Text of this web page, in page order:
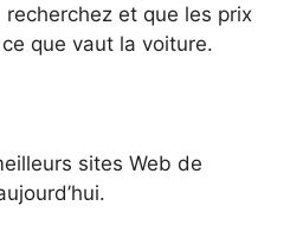
et que les prix
que vaut la voiture.
sites Web de